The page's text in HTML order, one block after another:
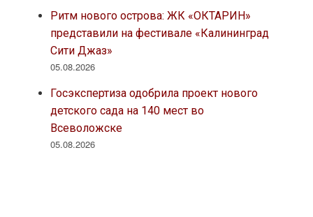
Ритм нового острова: ЖК «ОКТАРИН»
представили на фестивале «Калининград
Сити Джаз»
05.08.2026
Госэкспертиза одобрила проект нового
детского сада на 140 мест во
Всеволожске
05.08.2026